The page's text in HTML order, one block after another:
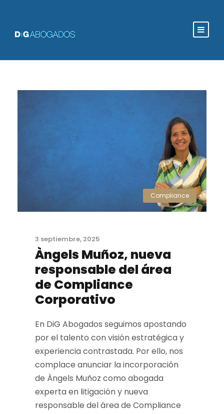
Compliance
3 septiembre, 2025
Àngels Muñoz, nueva
responsable del área
de Compliance
Corporativo
En DiG Abogados seguimos apostando
por el talento con visión estratégica y
experiencia contrastada. Por ello, nos
complace anunciar la incorporación
de Àngels Muñoz como abogada
experta en litigación y nueva
responsable del área de Compliance